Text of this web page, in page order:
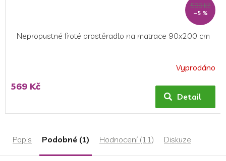
599 Kč
–5 %
Nepropustné froté prostěradlo na matrace 90x200 cm
hodnocení
produktu
5,0
5
hvězdiček.
Vyprodáno
569 Kč
Detail
Popis Podobné (1) Hodnocení (11) Diskuze